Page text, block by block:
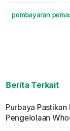
pembayaran
Berita Terkait
Purbaya
Pengelolaan